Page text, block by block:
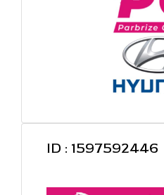
ID : 1597592446